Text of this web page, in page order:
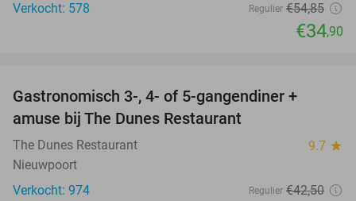
Verkocht: 578
Regulier €54,85
€34,90
Gastronomisch 3-, 4- of 5-gangendiner +
amuse bij The Dunes Restaurant
The Dunes Restaurant 9.7 star
Nieuwpoort
Verkocht: 974
Regulier €42,50